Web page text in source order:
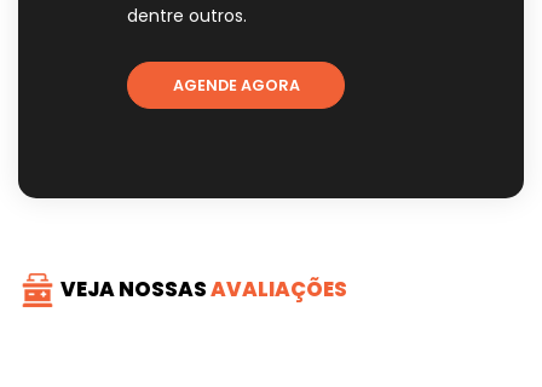
dentre outros.
AGENDE AGORA
VEJA NOSSASAVALIAÇÕES